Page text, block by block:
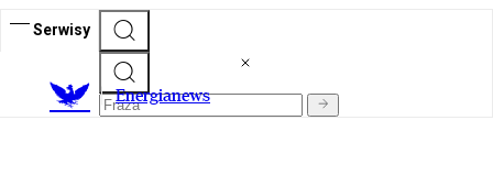
Serwisy
Energianews